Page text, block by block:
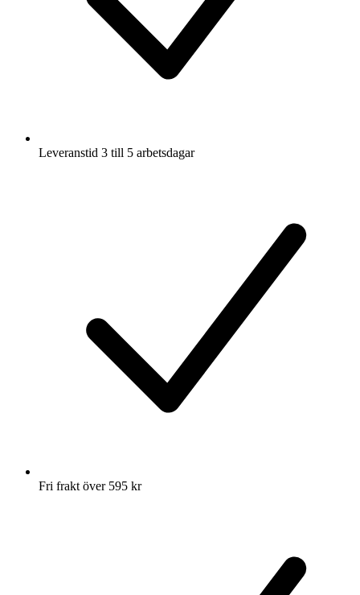
Leveranstid 3 till 5 arbetsdagar
Fri frakt över 595 kr